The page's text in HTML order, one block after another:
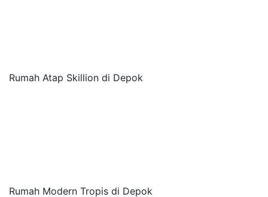
Rumah Atap Skillion di Depok
Rumah Modern Tropis di Depok